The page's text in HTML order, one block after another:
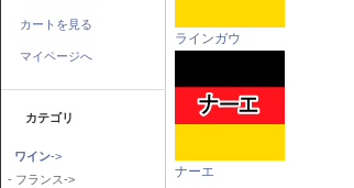
カートを見る
マイページへ
カテゴリ
ワイン->
- フランス->
ラインガウ
ナーエ